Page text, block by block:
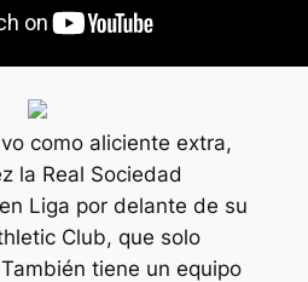
como aliciente extra,
la Real Sociedad
Liga por delante de su
Club, que solo
tiene un equipo